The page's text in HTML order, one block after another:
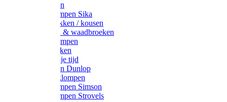
Werksokken
Schoenklompen Sika
Thermo sokken / kousen
Lieslaarzen & waadbroeken
Houten klompen
Wandelsokken
Laarzen vrije tijd
Werklaarzen Dunlop
Kunststof klompen
Schoenklompen Simson
Schoenklompen Strovels